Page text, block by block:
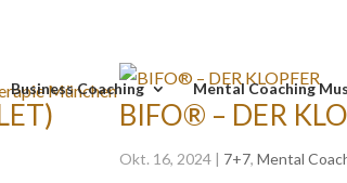
Business Coaching Mental Coaching
BIFO® – DER
Okt. 16, 2024 | 7+7,Mental